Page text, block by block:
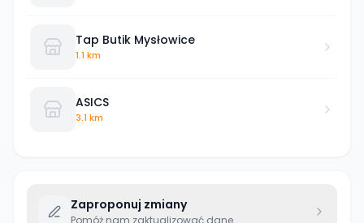
Tap Butik Mysłowice
1.1 km
ASICS
3.1 km
Zaproponuj zmiany
Pomóż nam zaktualizować dane